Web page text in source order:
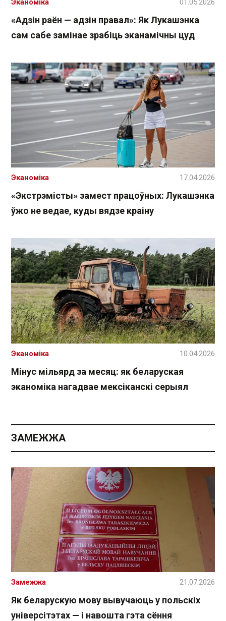
«Адзін раён — адзін правал»: Як Лукашэнка
сам сабе замінае зрабіць эканамічны цуд
Эканоміка 01.05.2026
«Экстрэмісты» замест працоўных: Лукашэнка
ўжо не ведае, куды вядзе краіну
Эканоміка 17.04.2026
Мінус мільярд за месяц: як беларуская
эканоміка нагадвае мексіканскі серыял
Эканоміка 10.04.2026
ЗАМЕЖЖА
Як беларускую мову вывучаюць у польскіх
універсітэтах — і навошта гэта сёння
Замежжа 21.07.2026